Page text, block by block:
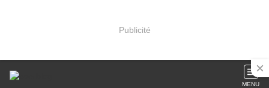
Publicité
MENU